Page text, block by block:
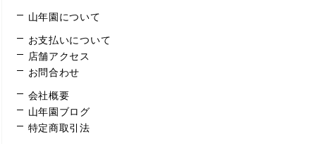
山年園について
お支払いについて
店舗アクセス
お問合わせ
会社概要
山年園ブログ
特定商取引法